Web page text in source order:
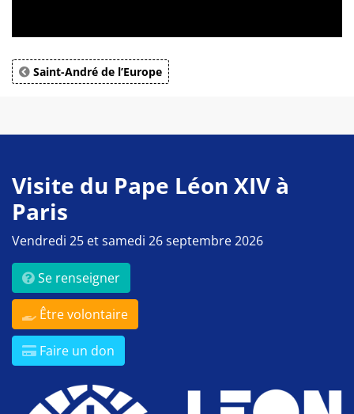
Saint-André de l’Europe
Visite du Pape Léon XIV à
Paris
Vendredi 25 et samedi 26 septembre 2026
Se renseigner
Être volontaire
Faire un don